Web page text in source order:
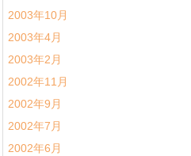
2003年10月
2003年4月
2003年2月
2002年11月
2002年9月
2002年7月
2002年6月